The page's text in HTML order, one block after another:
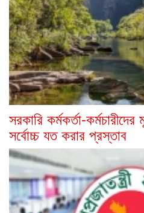
সরকারি কর্মকর্তা-
সর্বোচ্চ যত করার প্রস্তাব